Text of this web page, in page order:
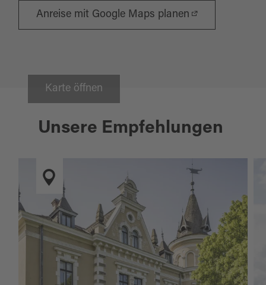
Anreise mit Google Maps planen
Karte öffnen
Unsere Empfehlungen